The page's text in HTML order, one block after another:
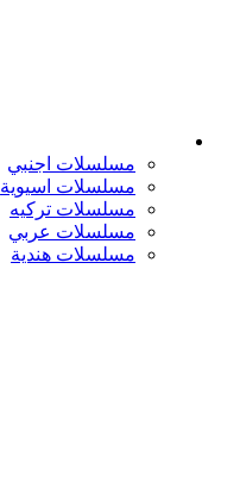
مسلسلات اجنبي
مسلسلات اسيوية
مسلسلات تركيه
مسلسلات عربي
مسلسلات هندية